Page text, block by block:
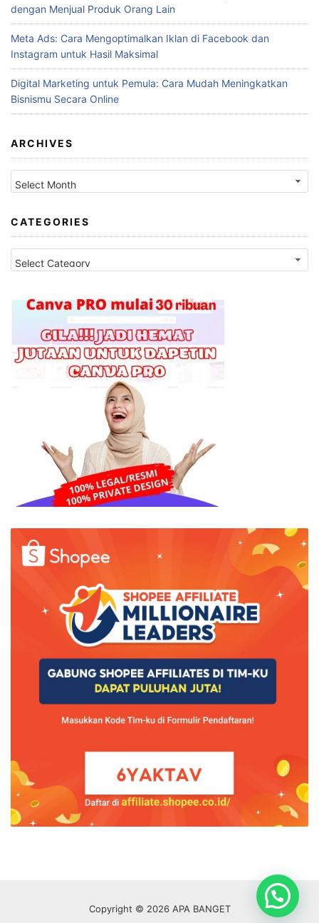
dengan Menjual Produk Orang Lain
Meta Ads: Cara Mengoptimalkan Iklan di Facebook dan
Instagram untuk Hasil Maksimal
Digital Marketing untuk Pemula: Cara Mudah Meningkatkan
Bisnismu Secara Online
ARCHIVES
Archives
CATEGORIES
Categories
Copyright © 2026 APA BANGET